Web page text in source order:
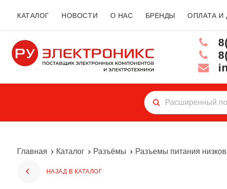
КАТАЛОГ НОВОСТИ О НАС БРЕНДЫ ОПЛАТА И
Главная Каталог Разъёмы Разъемы питания
НАЗАД В КАТАЛОГ